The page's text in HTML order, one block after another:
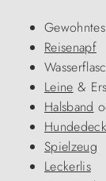
Gewohntes
Reisenapf
Leine &
Halsband
Spielzeug
Leckerlis